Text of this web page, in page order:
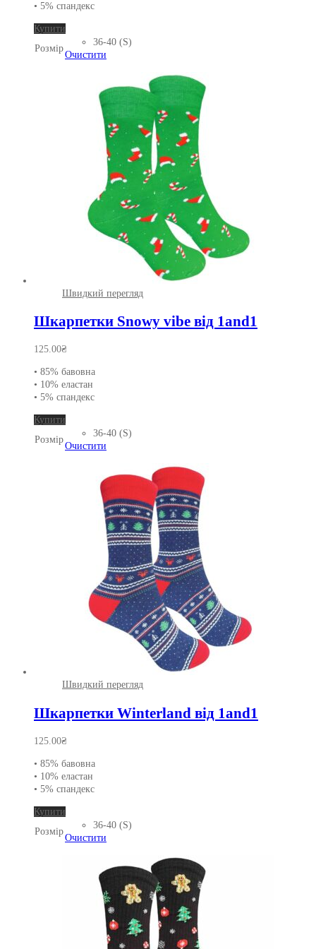
• 5% спандекс
Купити
товар
має
Параметри
Розмір
36-40 (S)
Очистити
Швидкий перегляд
Шкарпетки Snowy vibe від 1and1
125.00₴
• 85% бавовна
• 10% еластан
• 5% спандекс
Купити
товар
має
Параметри
Розмір
36-40 (S)
Очистити
Швидкий перегляд
Шкарпетки Winterland від 1and1
125.00₴
• 85% бавовна
• 10% еластан
• 5% спандекс
Купити
товар
має
Параметри
Розмір
36-40 (S)
Очистити